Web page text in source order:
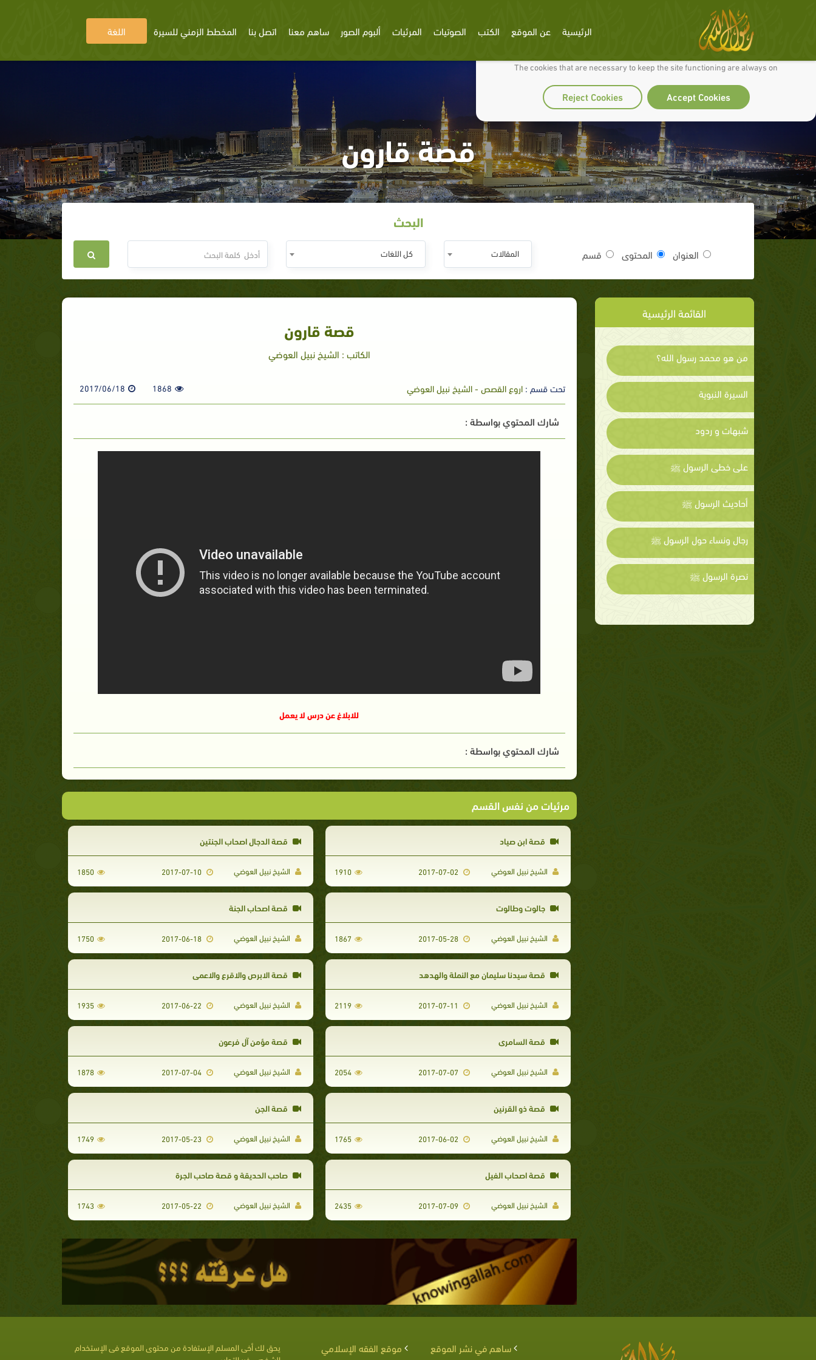
We use cookies to make our site work well for you and so we can continually improve it.
The cookies that are necessary to keep the site functioning are always on
Accept Cookies
Reject Cookies
الرئيسية عن الموقع الكتب الصوتيات المرئيات ألبوم الصور ساهم معنا اتصل بنا المخطط الزمني للسيرة اللغة
قصة قارون
البحث
العنوان المحتوى قسم المقالات كل اللغات
القائمة الرئيسية
من هو محمد رسول الله؟
السيرة النبوية
شبهات و ردود
على خطى الرسول ﷺ
أحاديث الرسول ﷺ
رجال ونساء حول الرسول ﷺ
نصرة الرسول ﷺ
قصة قارون
الكاتب : الشيخ نبيل العوضي
تحت قسم :اروع القصص - الشيخ نبيل العوضي 1868
2017/06/18
شارك المحتوي بواسطة :
للابلاغ عن درس لا يعمل
شارك المحتوي بواسطة :
مرئيات من نفس القسم
قصة ابن صياد
الشيخ نبيل العوضي 1910
قصة الدجال اصحاب الجنتين
الشيخ نبيل العوضي 2017-07-10
1850
جالوت وطالوت
الشيخ نبيل العوضي 1867
قصة اصحاب الجنة
الشيخ نبيل العوضي 2017-06-18
1750
قصة سيدنا سليمان مع النملة والهدهد
الشيخ نبيل العوضي 2119
قصة الابرص والاقرع والاعمي
الشيخ نبيل العوضي 1935
قصة السامري
الشيخ نبيل العوضي 2054
قصة مؤمن آل فرعون
الشيخ نبيل العوضي 2017-07-04
1878
قصة ذو القرنين
الشيخ نبيل العوضي 1765
قصة الجن
الشيخ نبيل العوضي 2017-05-23
1749
قصة اصحاب الفيل
الشيخ نبيل العوضي 2435
صاحب الحديقة و قصة صاحب الجرة
الشيخ نبيل العوضي 1743
ساهم في نشر الموقع
موقع الفقه الإسلامي
يحق لك أخى المسلم الإستفادة من محتوى الموقع فى الإستخدام